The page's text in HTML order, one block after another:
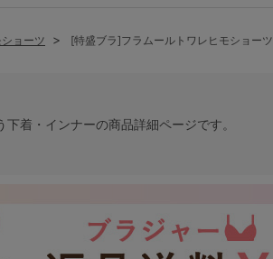
ショーツ [特盛ブラ]フラムールトワレヒモショーツ
下着・インナーの商品詳細ページです。